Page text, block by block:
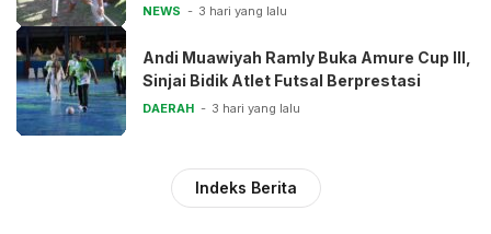
NEWS 3 hari yang lalu
Andi Muawiyah Ramly Buka Amure Cup III,
Sinjai Bidik Atlet Futsal Berprestasi
DAERAH 3 hari yang lalu
Indeks Berita